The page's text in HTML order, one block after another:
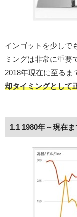
インゴットを少しで
ミングは非常に重要
2018年現在に至るま
却タイミングとして
1.1 1980年～現在